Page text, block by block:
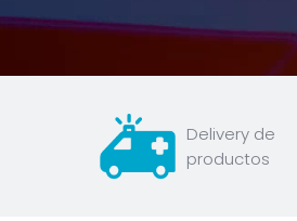
Delivery de
productos